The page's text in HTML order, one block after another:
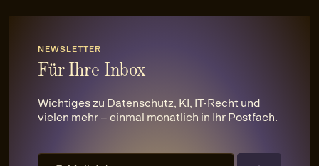
NEWSLETTER
Für Ihre Inbox
Wichtiges zu Datenschutz, KI, IT-Recht und
vielen mehr – einmal monatlich in Ihr Postfach.